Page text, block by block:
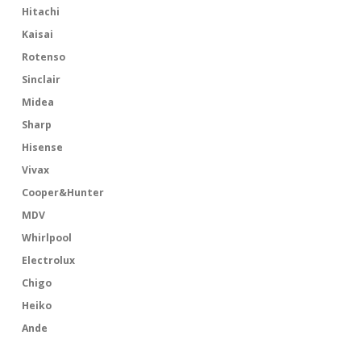
Hitachi
Kaisai
Rotenso
Sinclair
Midea
Sharp
Hisense
Vivax
Cooper&Hunter
MDV
Whirlpool
Electrolux
Chigo
Heiko
Ande